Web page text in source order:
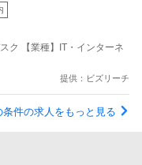
度）
ク 【業種】IT・インターネ
提供：ビズリーチ
条件の求人をもっと見る